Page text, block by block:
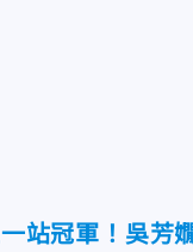
站冠軍！吳芳